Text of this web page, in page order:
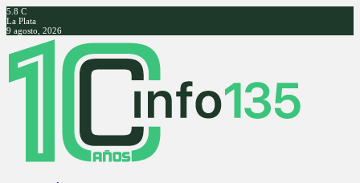
5.8 C
La Plata
9 agosto, 2026
Facebook
Twitter
Instagram
Youtube